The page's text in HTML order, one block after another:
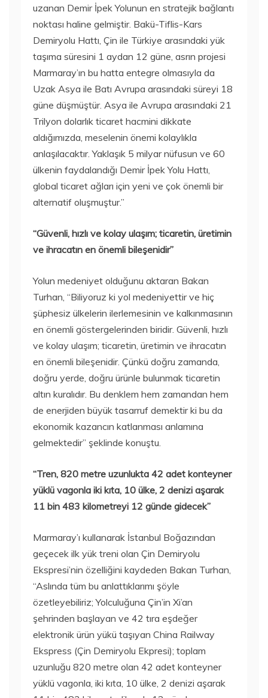
uzanan Demir İpek Yolunun en stratejik bağlantı
noktası haline gelmiştir. Bakü-Tiflis-Kars
Demiryolu Hattı, Çin ile Türkiye arasındaki yük
taşıma süresini 1 aydan 12 güne, asrın projesi
Marmaray’ın bu hatta entegre olmasıyla da
Uzak Asya ile Batı Avrupa arasındaki süreyi 18
güne düşmüştür. Asya ile Avrupa arasındaki 21
Trilyon dolarlık ticaret hacmini dikkate
aldığımızda, meselenin önemi kolaylıkla
anlaşılacaktır. Yaklaşık 5 milyar nüfusun ve 60
ülkenin faydalandığı Demir İpek Yolu Hattı,
global ticaret ağları için yeni ve çok önemli bir
alternatif oluşmuştur.”
“Güvenli, hızlı ve kolay ulaşım; ticaretin, üretimin
ve ihracatın en önemli bileşenidir”
Yolun medeniyet olduğunu aktaran Bakan
Turhan, “Biliyoruz ki yol medeniyettir ve hiç
şüphesiz ülkelerin ilerlemesinin ve kalkınmasının
en önemli göstergelerinden biridir. Güvenli, hızlı
ve kolay ulaşım; ticaretin, üretimin ve ihracatın
en önemli bileşenidir. Çünkü doğru zamanda,
doğru yerde, doğru ürünle bulunmak ticaretin
altın kuralıdır. Bu denklem hem zamandan hem
de enerjiden büyük tasarruf demektir ki bu da
ekonomik kazancın katlanması anlamına
gelmektedir” şeklinde konuştu.
“Tren, 820 metre uzunlukta 42 adet konteyner
yüklü vagonla iki kıta, 10 ülke, 2 denizi aşarak
11 bin 483 kilometreyi 12 günde gidecek”
Marmaray’ı kullanarak İstanbul Boğazından
geçecek ilk yük treni olan Çin Demiryolu
Ekspresi’nin özelliğini kaydeden Bakan Turhan,
“Aslında tüm bu anlattıklarımı şöyle
özetleyebiliriz; Yolculuğuna Çin’in Xi’an
şehrinden başlayan ve 42 tıra eşdeğer
elektronik ürün yükü taşıyan China Railway
Ekspress (Çin Demiryolu Ekpresi); toplam
uzunluğu 820 metre olan 42 adet konteyner
yüklü vagonla, iki kıta, 10 ülke, 2 denizi aşarak